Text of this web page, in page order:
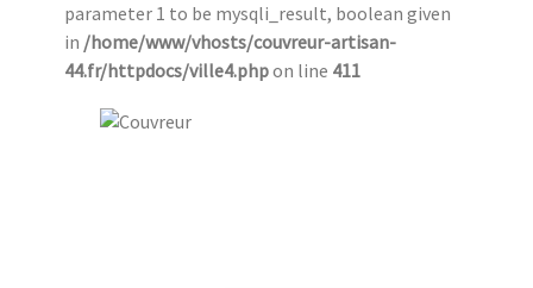
parameter 1 to be mysqli_result, boolean given
in /home/www/vhosts/couvreur-artisan-
44.fr/httpdocs/ville4.phpon line 411